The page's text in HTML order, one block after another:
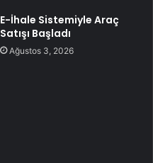
E-İhale Sistemiyle Araç
Satışı Başladı
Ağustos 3, 2026